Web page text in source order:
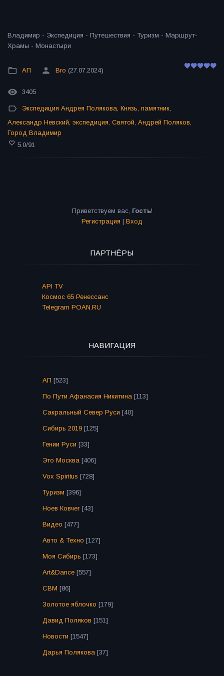
Владимир - Экспедиция - Путешествия - Туризм - Маршрут-
Храмы - Монастыри
АП Bro (27.07.2024)
3405
Экспедиция Андрея Полякова, Князь, памятник,
Александр Невский, экспедиция, Святой, Андрей Поляков,
Город Владимир
5.0/91
Приветствуем вас, Гость!
Регистрация | Вход
ПАРТНЁРЫ
API TV
Космос 65 Ренессанс
Telegram POAN.RU
НАВИГАЦИЯ
АП [523]
По Пути Афанасия Никитина [113]
Сакральный Север Руси [40]
Сибирь 2019 [125]
Гении Руси [33]
Это Москва [406]
Vox Spiritus [728]
Туризм [396]
Ноев Ковчег [43]
Видео [477]
Авто & Техно [127]
Моя Сибирь [173]
Art&Dance [557]
СВМ [86]
Золотое яблочко [179]
Давид Поляков [151]
Новости [1547]
Дарья Полякова [37]